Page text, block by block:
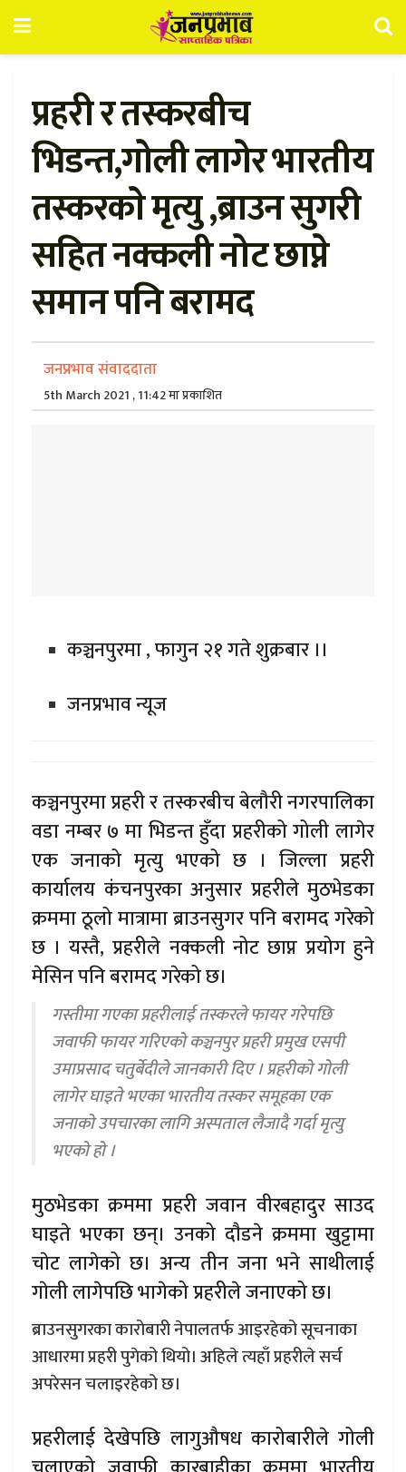
प्रहरी र तस्करबीच
भिडन्त,गोली लागेर भारतीय
तस्करकाे मृत्यु ,ब्राउन सुगरी
सहित नक्कली नोट छाप्ने
समान पनि बरामद
जनप्रभाव संवाददाता
5th March 2021 , 11:42 मा प्रकाशित
कञ्चनपुरमा , फागुन २१ गते शुक्रबार ।।
जनप्रभाव न्यूज
कञ्चनपुरमा प्रहरी र तस्करबीच बेलौरी नगरपालिका
वडा नम्बर ७ मा भिडन्त हुँदा प्रहरीको गोली लागेर
एक जनाको मृत्यु भएको छ । जिल्ला प्रहरी
कार्यालय कंचनपुरका अनुसार प्रहरीले मुठभेडका
क्रममा ठूलो मात्रामा ब्राउनसुगर पनि बरामद गरेको
छ । यस्तै, प्रहरीले नक्कली नोट छाप्न प्रयोग हुने
मेसिन पनि बरामद गरेको छ।
गस्तीमा गएका प्रहरीलाई तस्करले फायर गरेपछि
जवाफी फायर गरिएको कञ्चनपुर प्रहरी प्रमुख एसपी
उमाप्रसाद चतुर्बेदीले जानकारी दिए । प्रहरीको गोली
लागेर घाइते भएका भारतीय तस्कर समूहका एक
जनाको उपचारका लागि अस्पताल लैजादै गर्दा मृत्यु
भएको हो ।
मुठभेडका क्रममा प्रहरी जवान वीरबहादुर साउद
घाइते भएका छन्। उनको दाैडने क्रममा खुट्टामा
चाेट लागेको छ। अन्य तीन जना भने साथीलाई
गाेली लागेपछि भागेको प्रहरीले जनाएको छ।
ब्राउनसुगरका कारोबारी नेपालतर्फ आइरहेको सूचनाका
आधारमा प्रहरी पुगेको थियो। अहिले त्यहाँ प्रहरीले सर्च
अपरेसन चलाइरहेको छ।
प्रहरीलाई देखेपछि लागुऔषध कारोबारीले गोली